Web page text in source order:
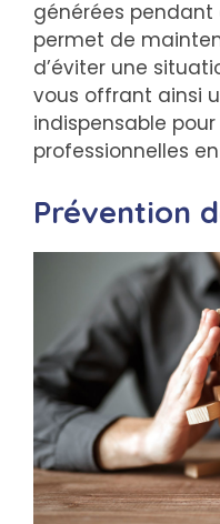
générées pendant
permet de
d’éviter une
vous offrant ainsi
indispensable
professionnelles
Prévention